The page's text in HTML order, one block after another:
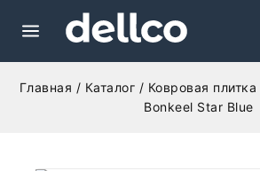
Главная / Каталог / Ковровая плитка
Bonkeel Star Blue